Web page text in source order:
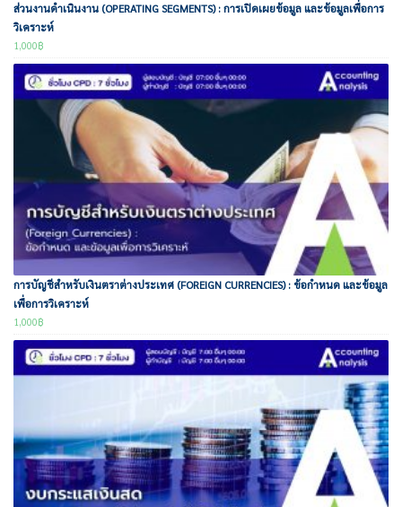
ส่วนงานดำเนินงาน (OPERATING SEGMENTS) : การเปิดเผยข้อมูล และข้อมูลเพื่อการ
วิเคราะห์
1,000฿
การบัญชีสำหรับเงินตราต่างประเทศ (FOREIGN CURRENCIES) : ข้อกำหนด และข้อมูล
เพื่อการวิเคราะห์
1,000฿